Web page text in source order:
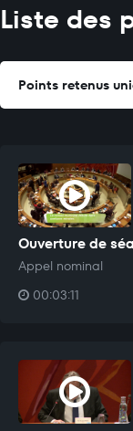
Liste des
Points retenus
Ouverture de
Appel nominal
00:03:11